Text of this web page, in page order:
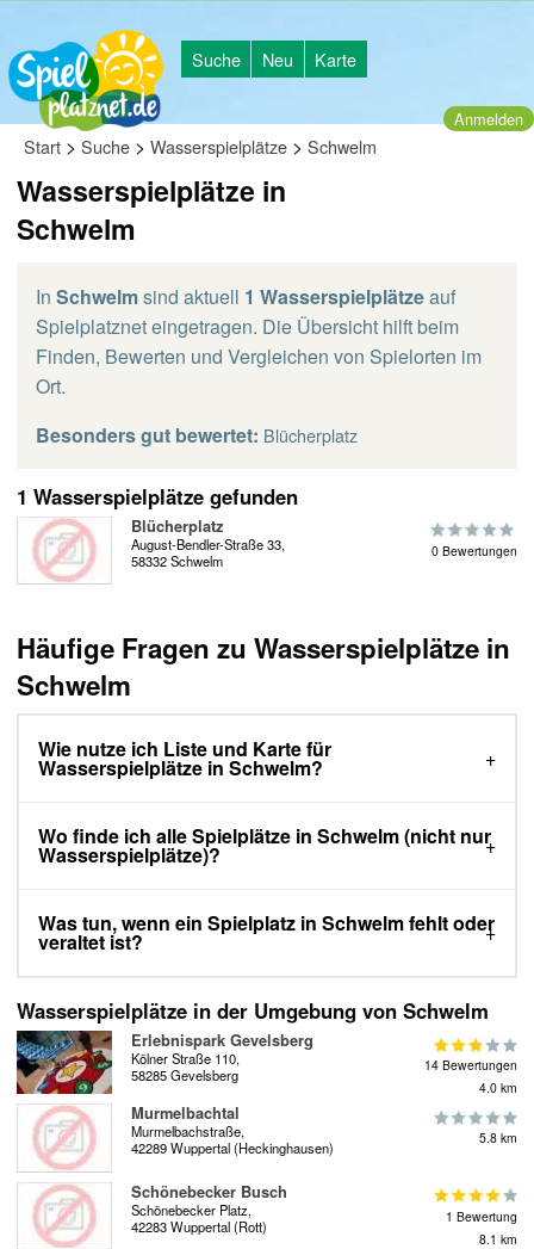
Suche Neu Karte
Anmelden
Start > Suche > Wasserspielplätze > Schwelm
Wasserspielplätze in
Schwelm
In Schwelmsind aktuell 1 Wasserspielplätzeauf
Spielplatznet eingetragen. Die Übersicht hilft beim
Finden, Bewerten und Vergleichen von Spielorten im
Ort.
Besonders gut bewertet: Blücherplatz
1 Wasserspielplätze gefunden
Blücherplatz
August-Bendler-Straße 33,
58332 Schwelm
0 Bewertungen
Häufige Fragen zu Wasserspielplätze in
Schwelm
Wie nutze ich Liste und Karte für
Wasserspielplätze in Schwelm?
Wo finde ich alle Spielplätze in Schwelm (nicht nur
Wasserspielplätze)?
Was tun, wenn ein Spielplatz in Schwelm fehlt oder
veraltet ist?
Wasserspielplätze in der Umgebung von Schwelm
Erlebnispark Gevelsberg
Kölner Straße 110,
58285 Gevelsberg
14 Bewertungen
4.0 km
Murmelbachtal
Murmelbachstraße,
42289 Wuppertal (Heckinghausen)
5.8 km
Schönebecker Busch
Schönebecker Platz,
42283 Wuppertal (Rott)
1 Bewertung
8.1 km